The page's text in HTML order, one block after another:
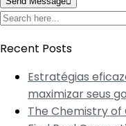
Recent Posts
Estratégias
maximizar seus
The Chemistry of